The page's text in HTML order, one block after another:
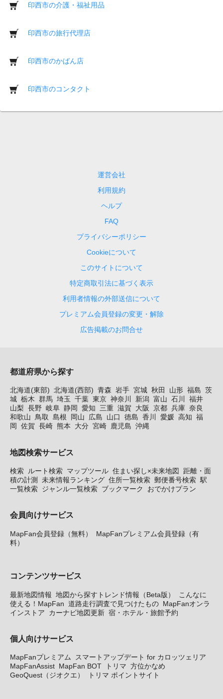
印西市の介護・福祉用品
印西市の旅行代理店
印西市のかばん店
印西市のコンタクト
運営会社
利用規約
ヘルプ
FAQ
プライバシーポリシー
Cookieについて
このサイトについて
特定商取引法に基づく表示
利用者情報の外部送信について
プレミアム会員登録の変更・解除
広告掲載のお問合せ
都道府県から探す
北海道(東部) 北海道(西部) 青森 岩手 宮城 秋田 山形 福島 茨
城 栃木 群馬 埼玉 千葉 東京 神奈川 新潟 富山 石川
福井
山梨 長野 岐阜 静岡 愛知 三重 滋賀 大阪 京都 兵庫 奈良
和歌山 鳥取 島根 岡山 広島 山口 徳島 香川 愛媛 高知 福
岡
佐賀 長崎 熊本 大分 宮崎 鹿児島 沖縄
地図検索サービス
検索 ルート検索 マップツール 住まい探し×未来地図
距離・面
積の計測
未来情報ランキング 住所一覧検索 郵便番号検索 駅
一覧検索 ジャンル一覧検索 ブックマーク おでかけプラン
会員向けサービス
MapFan会員登録（無料）
MapFanプレミアム会員登録（有
料）
コンテンツサービス
最新地図情報 地図から探すトレンド情報（Beta版）
こんなに
使える！MapFan 道路走行調査で見つけたもの MapFanオンラ
インストア
カーナビ地図更新 宿・ホテル・旅館予約
個人向けサービス
MapFanプレミアム
スマートアップデート for カロッツェリア
MapFanAssist MapFan BOT トリマ 方位かなめ
GeoQuest（ジオクエ）
トリマ ポイントサイト